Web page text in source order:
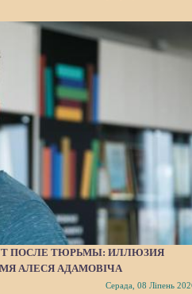
ПОСЛЕ ТЮРЬМЫ: ИЛЛЮЗИЯ
АЛЕСЯ АДАМОВІЧА
Серада, 08 Ліпень